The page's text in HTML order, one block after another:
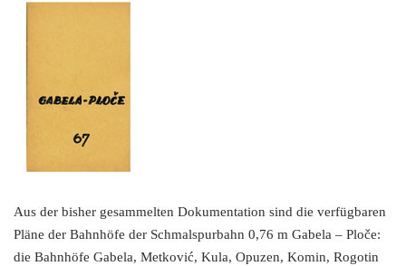
Aus der bisher gesammelten Dokumentation sind die verfügbaren
Pläne der Bahnhöfe der Schmalspurbahn 0,76 m Gabela – Ploče:
die Bahnhöfe Gabela, Metković, Kula, Opuzen, Komin, Rogotin